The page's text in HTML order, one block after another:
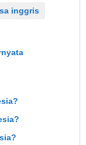
inggris